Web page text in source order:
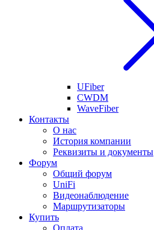
UFiber
CWDM
WaveFiber
Контакты
О нас
История компании
Реквизиты и документы
Форум
Общий форум
UniFi
Видеонаблюдение
Маршрутизаторы
Купить
Оплата